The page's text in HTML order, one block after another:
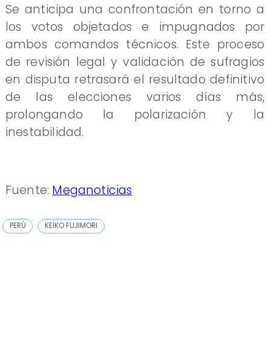
Se anticipa una confrontación en torno a
los votos objetados e impugnados por
ambos comandos técnicos. Este proceso
de revisión legal y validación de sufragios
en disputa retrasará el resultado definitivo
de las elecciones varios días más,
prolongando la polarización y la
inestabilidad.
Fuente: Meganoticias
PERÚ KEIKO FUJIMORI